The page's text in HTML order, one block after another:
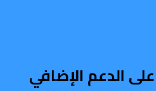
الدعم الإضافي